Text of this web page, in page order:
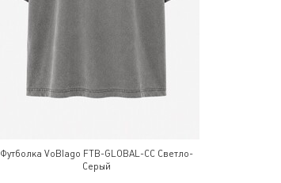
Футболка VoBlago FTB-GLOBAL-CC Светло-
Серый